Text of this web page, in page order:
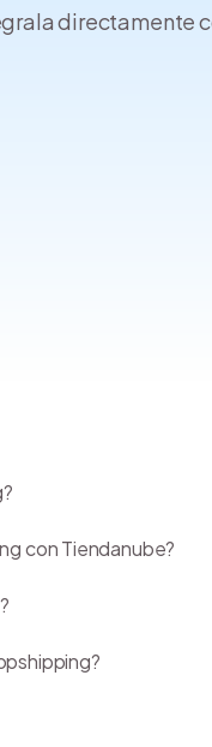
directamente
con Tiendanube?